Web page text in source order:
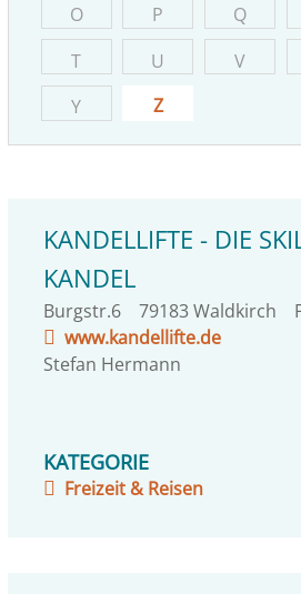
O
P Q
T
U V
Y
Z
KANDELLIFTE - DIE
KANDEL
Burgstr.6 79183Waldkirch
www.kandellifte.de
Stefan Hermann
KATEGORIE
Freizeit & Reisen